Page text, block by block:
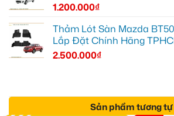
1.200.000₫
Thảm Lót Sàn Mazda
Lắp Đặt Chính Hãng
2.500.000₫
Sản phẩm tương tự